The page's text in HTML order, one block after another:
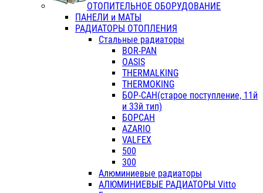
ОТОПИТЕЛЬНОЕ ОБОРУДОВАНИЕ
ПАНЕЛИ и МАТЫ
РАДИАТОРЫ ОТОПЛЕНИЯ
Стальные радиаторы
BOR-PAN
OASIS
THERMALKING
THERMOKING
БОР-САН(старое поступление, 11й
и 33й тип)
БОРСАН
AZARIO
VALFEX
500
300
Алюминиевые радиаторы
АЛЮМИНИЕВЫЕ РАДИАТОРЫ Vitto